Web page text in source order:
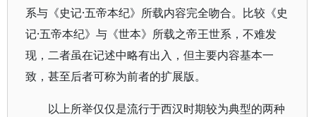
系与《史记·五帝本纪》所载内容完全吻合。比较《史
记·五帝本纪》与《世本》所载之帝王世系，不难发
现，二者虽在记述中略有出入，但主要内容基本一
致，甚至后者可称为前者的扩展版。
以上所举仅仅是流行于西汉时期较为典型的两种